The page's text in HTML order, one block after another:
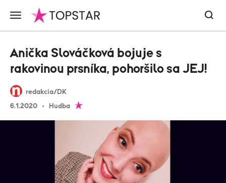
redakcia/DK
6.1.2020
Hudba
Anička Slováčková bojuje s
rakovinou prsníka, pohoršilo sa JEJ!